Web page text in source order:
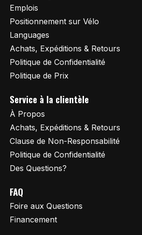
Emplois
Positionnement sur Vélo
Languages
Achats, Expéditions & Retours
Politique de Confidentialité
Politique de Prix
Service à la clientèle
À Propos
Achats, Expéditions & Retours
Clause de Non-Responsabilité
Politique de Confidentialité
Des Questions?
FAQ
Foire aux Questions
Financement